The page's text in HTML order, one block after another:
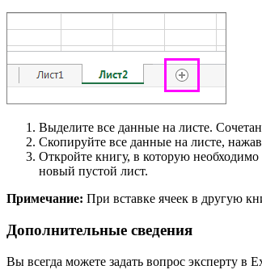
Выделите все данные на листе.
Скопируйте все данные на листе,
Откройте книгу, в которую
новый пустой лист.
Примечание: При вставке ячеек в другую
Дополнительные сведения
Вы всегда можете задать вопрос эксперту в